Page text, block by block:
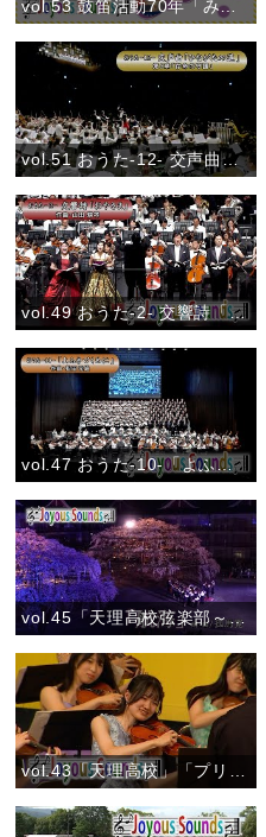
vol.53 鼓笛活動70年「みんなでつなごう〝こどもおぢばがえりソング♪〟②」(2024)
vol.51 おうた-12- 交声曲「ひながたの道」第5章「存命の守護」おうた演奏会大阪公演
vol.49 おうた-2- 交響詩「おやさま」 第3楽章「親ごころ」おうた演奏会大阪公演
vol.47 おうた-10-「よふきづくめに」おうた演奏会大阪公演
vol.45「天理高校弦楽部～しだれ桜ライトアップ」『航海』